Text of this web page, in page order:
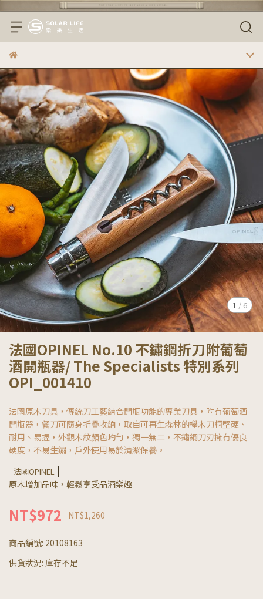
1 / 6
法國OPINEL No.10 不鏽鋼折刀附葡萄
酒開瓶器/ The Specialists 特別系列
OPI_001410
法國原木刀具，傳統刀工藝結合開瓶功能的專業刀具，附有葡萄酒
開瓶器，餐刀可隨身折疊收納，取自可再生森林的櫸木刀柄堅硬、
耐用、易握，外觀木紋顏色均勻，獨一無二，不鏽鋼刀刃擁有優良
硬度，不易生鏽，戶外使用易於清潔保養。
法國OPINEL
原木增加品味，輕鬆享受品酒樂趣
NT$972 NT$1,260
商品編號: 20108163
供貨狀況: 庫存不足